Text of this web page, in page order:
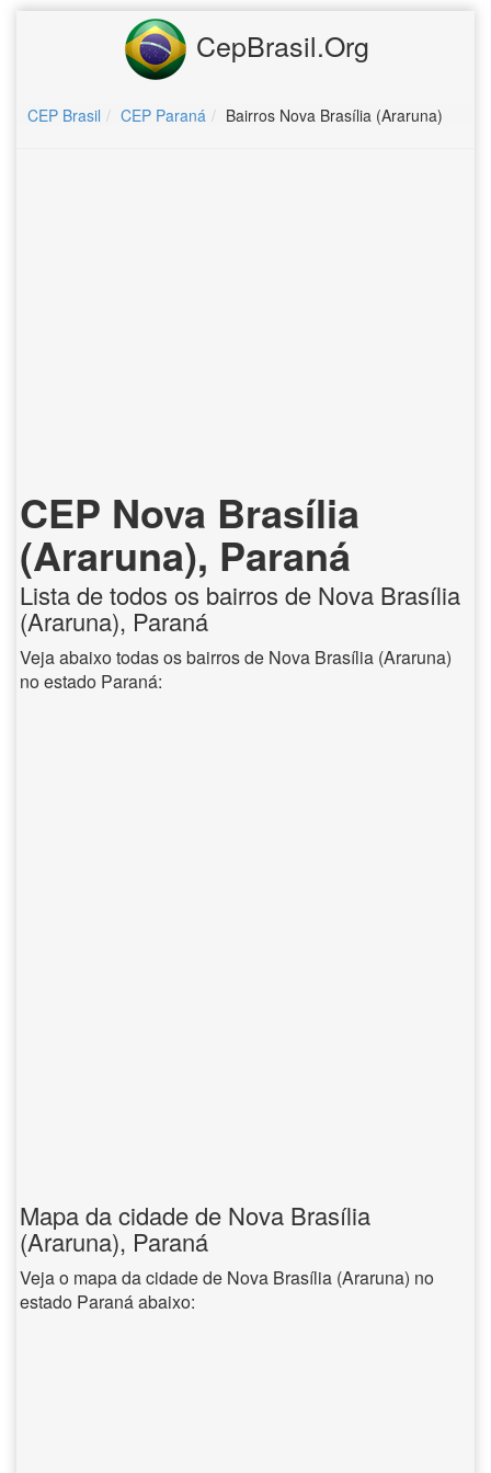
CepBrasil.Org
CEP Brasil CEP Paraná Bairros Nova Brasília (Araruna)
CEP Nova Brasília
(Araruna), Paraná
Lista de todos os bairros de Nova Brasília
(Araruna), Paraná
Veja abaixo todas os bairros de Nova Brasília (Araruna)
no estado Paraná:
Mapa da cidade de Nova Brasília
(Araruna), Paraná
Veja o mapa da cidade de Nova Brasília (Araruna) no
estado Paraná abaixo: